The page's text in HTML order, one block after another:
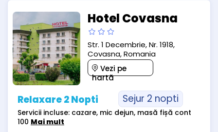
Hotel Covasna
Str. 1 Decembrie, Nr. 1918,
Covasna, Romania
Vezi pe
hartă
Relaxare 2 Nopti Sejur 2 nopti
Servicii incluse: cazare, mic dejun, masă fișă cont
100 Mai mult